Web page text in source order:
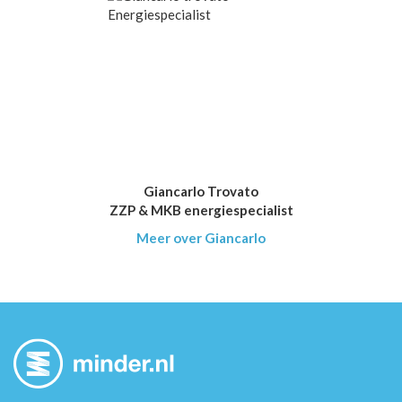
Giancarlo Trovato
ZZP & MKB energiespecialist
Meer over Giancarlo